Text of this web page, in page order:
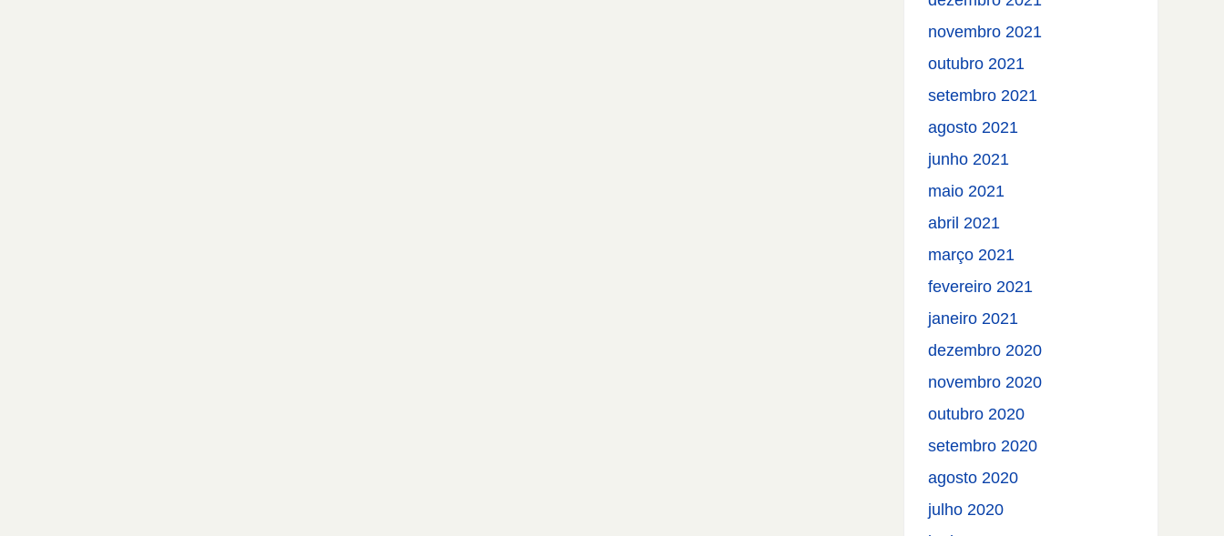
novembro 2021
outubro 2021
setembro 2021
agosto 2021
junho 2021
maio 2021
abril 2021
março 2021
fevereiro 2021
janeiro 2021
dezembro 2020
novembro 2020
outubro 2020
setembro 2020
agosto 2020
julho 2020